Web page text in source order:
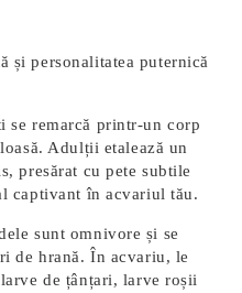
și personalitatea puternică
se remarcă printr-un corp
Adulții etalează un
presărat cu pete subtile
captivant în acvariul tău.
sunt omnivore și se
de hrană. În acvariu, le
de țânțari, larve roșii